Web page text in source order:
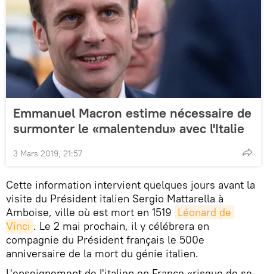
Emmanuel Macron estime nécessaire de
surmonter le «malentendu» avec l'Italie
3 Mars 2019, 21:57
Cette information intervient quelques jours avant la
visite du Président italien Sergio Mattarella à
Amboise, ville où est mort en 1519 Léonard de
Vinci . Le 2 mai prochain, il y célébrera en
compagnie du Président français le 500e
anniversaire de la mort du génie italien.